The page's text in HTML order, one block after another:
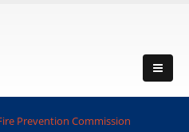
Prevention Commission